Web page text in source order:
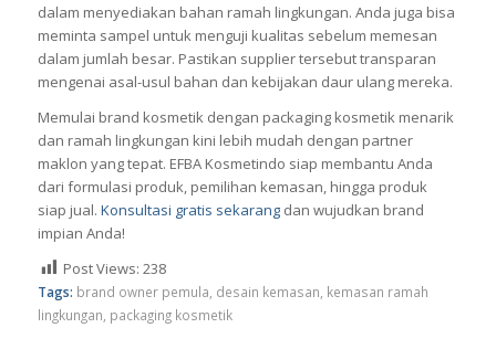
dalam menyediakan bahan ramah lingkungan. Anda juga bisa
meminta sampel untuk menguji kualitas sebelum memesan
dalam jumlah besar. Pastikan supplier tersebut transparan
mengenai asal-usul bahan dan kebijakan daur ulang mereka.
Memulai brand kosmetik dengan packaging kosmetik menarik
dan ramah lingkungan kini lebih mudah dengan partner
maklon yang tepat. EFBA Kosmetindo siap membantu Anda
dari formulasi produk, pemilihan kemasan, hingga produk
siap jual. Konsultasi gratis sekarangdan wujudkan brand
impian Anda!
Post Views: 238
Tags: brand owner pemula desain kemasan kemasan ramah
lingkungan packaging kosmetik